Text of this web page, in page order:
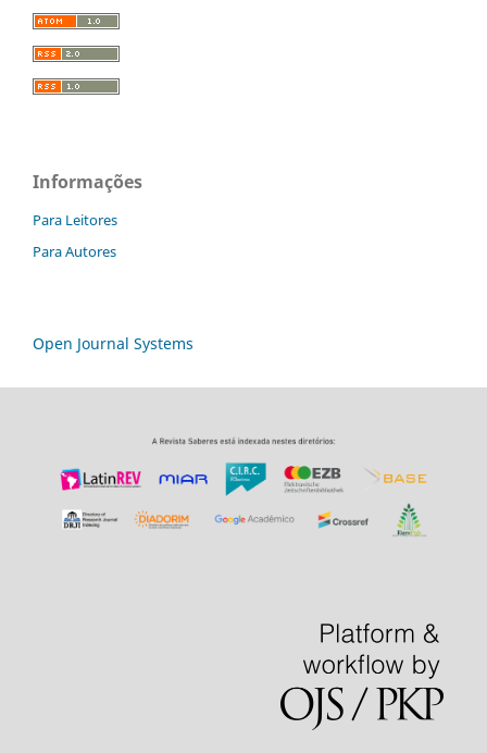
Informações
Para Leitores
Para Autores
Open Journal Systems